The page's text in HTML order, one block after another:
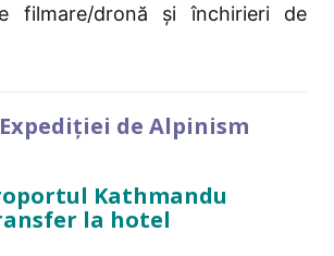
filmare/dronă și închirieri de
de Alpinism
Kathmandu
la hotel